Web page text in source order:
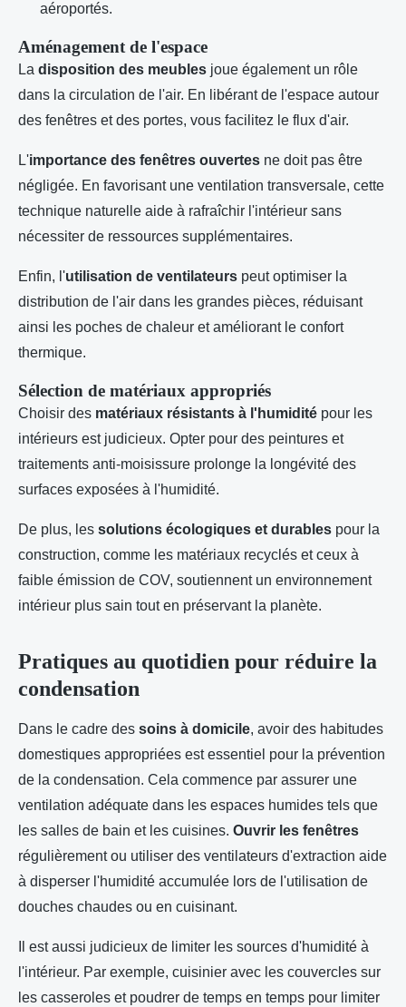
aéroportés.
Aménagement de l'espace
La disposition des meubles joue également un rôle
dans la circulation de l'air. En libérant de l'espace autour
des fenêtres et des portes, vous facilitez le flux d'air.
L'importance des fenêtres ouvertes ne doit pas être
négligée. En favorisant une ventilation transversale, cette
technique naturelle aide à rafraîchir l'intérieur sans
nécessiter de ressources supplémentaires.
Enfin, l'utilisation de ventilateurs peut optimiser la
distribution de l'air dans les grandes pièces, réduisant
ainsi les poches de chaleur et améliorant le confort
thermique.
Sélection de matériaux appropriés
Choisir des matériaux résistants à l'humidité pour les
intérieurs est judicieux. Opter pour des peintures et
traitements anti-moisissure prolonge la longévité des
surfaces exposées à l'humidité.
De plus, les solutions écologiques et durables pour la
construction, comme les matériaux recyclés et ceux à
faible émission de COV, soutiennent un environnement
intérieur plus sain tout en préservant la planète.
Pratiques au quotidien pour réduire la
condensation
Dans le cadre des soins à domicile, avoir des habitudes
domestiques appropriées est essentiel pour la prévention
de la condensation. Cela commence par assurer une
ventilation adéquate dans les espaces humides tels que
les salles de bain et les cuisines. Ouvrir les fenêtres
régulièrement ou utiliser des ventilateurs d'extraction aide
à disperser l'humidité accumulée lors de l'utilisation de
douches chaudes ou en cuisinant.
Il est aussi judicieux de limiter les sources d'humidité à
l'intérieur. Par exemple, cuisinier avec les couvercles sur
les casseroles et poudrer de temps en temps pour limiter